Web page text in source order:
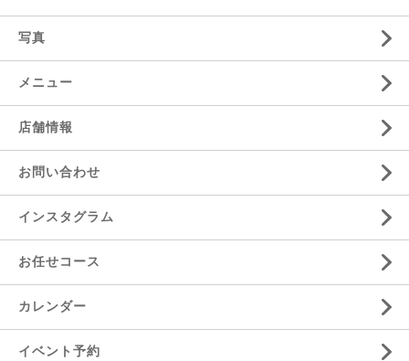
写真
メニュー
店舗情報
お問い合わせ
インスタグラム
お任せコース
カレンダー
イベント予約